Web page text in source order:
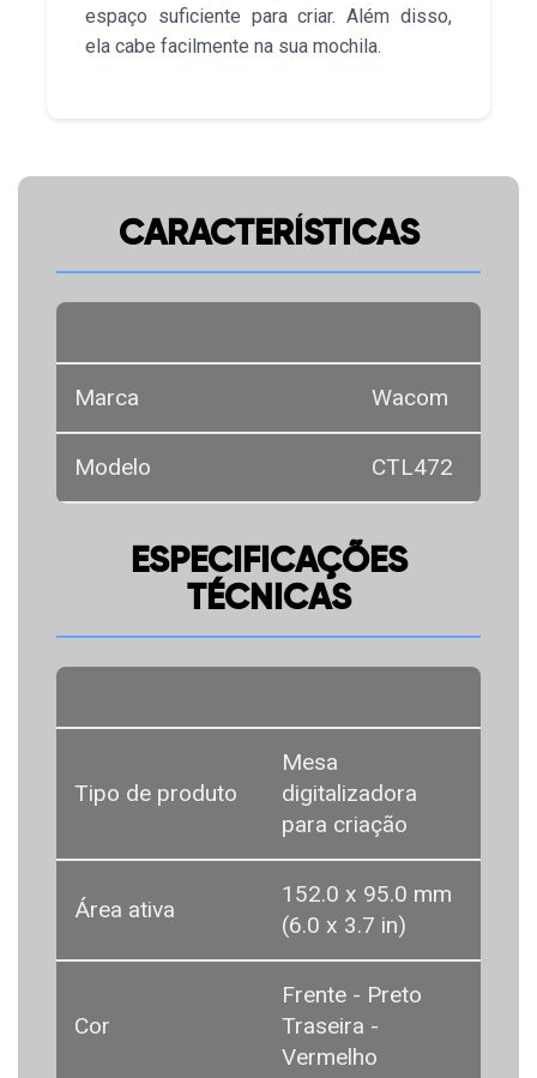
espaço suficiente para criar. Além disso,
ela cabe facilmente na sua mochila.
CARACTERÍSTICAS
Marca Wacom
Modelo CTL472
ESPECIFICAÇÕES
TÉCNICAS
Tipo de produto
Mesa
digitalizadora
para criação
Área ativa
152.0 x 95.0 mm
(6.0 x 3.7 in)
Cor
Frente - Preto
Traseira -
Vermelho